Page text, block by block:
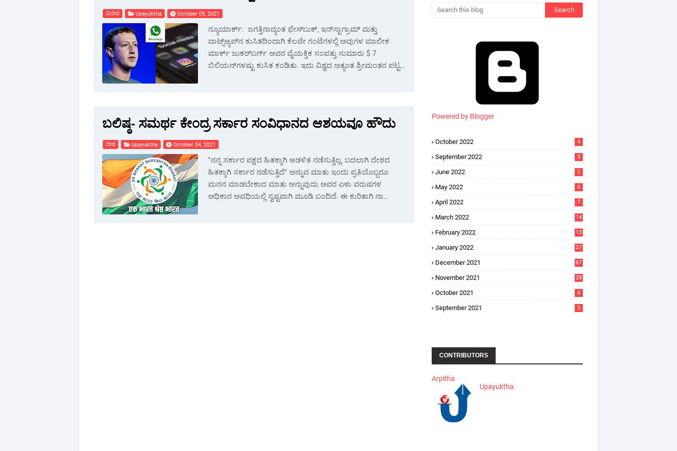
ವಿದೇಶ Upayuktha October 05, 2021
ನ್ಯೂಯಾರ್ಕ್‌: ಜಗತ್ತಿನಾದ್ಯಂತ ಫೇಸ್‌ಬುಕ್, ಇನ್‌ಸ್ಟಾಗ್ರಾಮ್ ಮತ್ತು
ವಾಟ್ಸ್‌ಆ್ಯಪ್‌ನ ಕುಸಿತದಿಂದಾಗಿ ಕೆಲವೇ ಗಂಟೆಗಳಲ್ಲಿ ಅವುಗಳ ಮಾಲೀಕ
ಮಾರ್ಕ್ ಜುಕರ್‌ಬರ್ಗ್ ಅವರ ವೈಯಕ್ತಿಕ ಸಂಪತ್ತು ಸುಮಾರು $ 7
ಬಿಲಿಯನ್‌ಗಳಷ್ಟು ಕುಸಿತ ಕಂಡಿತು. ಇದು ವಿಶ್ವದ ಅತ್ಯಂತ ಶ್ರೀಮಂತರ ಪಟ್ಟ…
ಬಲಿಷ್ಠ- ಸಮರ್ಥ ಕೇಂದ್ರ ಸರ್ಕಾರ ಸಂವಿಧಾನದ ಆಶಯವೂ ಹೌದು
ದೇಶ Upayuktha October 04, 2021
"ನನ್ನ ಸರ್ಕಾರ ಪಕ್ಷದ ಹಿತಕ್ಕಾಗಿ ಆಡಳಿತ ನಡೆಸುತ್ತಿಲ್ಲ, ಬದಲಾಗಿ ದೇಶದ
ಹಿತಕ್ಕಾಗಿ ಸರ್ಕಾರ ನಡೆಸುತ್ತಿದೆ" ಅನ್ನುವ ಮಾತು ಇಂದು ಪ್ರತಿಯೊಬ್ಬರೂ
ಮನನ ಮಾಡಬೇಕಾದ ಮಾತು ಅನ್ನುವುದು ಅವರ ಏಳು ವರುಷಗಳ
ಅಧಿಕಾರ ಅವಧಿಯಲ್ಲಿ ಸ್ವಷ್ಟವಾಗಿ ಮೂಡಿ ಬಂದಿದೆ. ಈ ಕುರಿತಾಗಿ ನಾ…
Powered by Blogger
October 2022 4
September 2022 5
June 2022 2
May 2022 6
April 2022 7
March 2022 14
February 2022 13
January 2022 27
December 2021 67
November 2021 28
October 2021 6
September 2021 3
CONTRIBUTORS
Arpitha
Upayuktha